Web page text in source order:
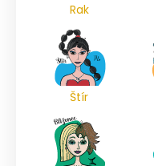
Rak
Štír